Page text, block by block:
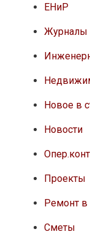
ЕНиР
Журналы
Новое в
Новости
Проекты
Ремонт
Сметы